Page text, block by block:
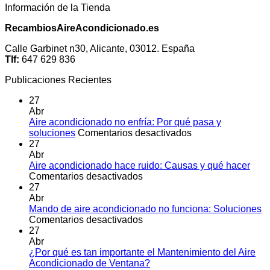
Información de la Tienda
RecambiosAireAcondicionado.es
Calle Garbinet n30, Alicante, 03012. España
Tlf: 647 629 836
Publicaciones Recientes
27
Abr
Aire acondicionado no enfría: Por qué pasa y
soluciones Comentarios desactivadosen
no
pasa
27
Abr
Aire acondicionado hace ruido: Causas y qué hacer
Comentarios desactivadosen
hace
ruido:
qué
hacer
27
Abr
Mando de aire acondicionado no funciona: Soluciones
Comentarios desactivadosen
aire
acondicionado
27
Abr
¿Por qué es tan importante el Mantenimiento del Aire
Acondicionado de Ventana?No